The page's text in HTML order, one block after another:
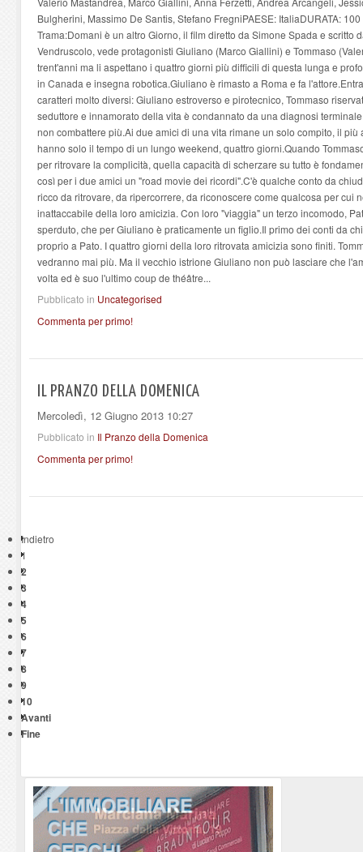
Bulgherini, Massimo De Santis, Stefano FregniPAESE: ItaliaDURATA:
Trama:Domani è un altro Giorno, il film diretto da Simone Spada e scritto
Vendruscolo, vede protagonisti Giuliano (Marco Giallini) e Tommaso
trent'anni ma li aspettano i quattro giorni più difficili di questa lunga e
in Canada e insegna robotica.Giuliano è rimasto a Roma e fa
caratteri molto diversi: Giuliano estroverso e pirotecnico, Tommaso
seduttore e innamorato della vita è condannato da una diagnosi
non combattere più.Ai due amici di una vita rimane un solo compito, il
hanno solo il tempo di un lungo weekend, quattro giorni.Quando
per ritrovare la complicità, quella capacità di scherzare su tutto è
così per i due amici un "road movie dei ricordi".C'è qualche conto da
ricco da ritrovare, da ripercorrere, da riconoscere come qualcosa per cui
inattaccabile della loro amicizia. Con loro "viaggia" un terzo incomodo,
sperduto, che per Giuliano è praticamente un figlio.Il primo dei conti da
proprio a Pato. I quattro giorni della loro ritrovata amicizia sono finiti.
vedranno mai più. Ma il vecchio istrione Giuliano non può lasciare che
volta ed è suo l'ultimo coup de théâtre...
Pubblicato in Uncategorised
Commenta per primo!
IL PRANZO DELLA DOMENICA
Mercoledì, 12 Giugno 2013 10:27
Pubblicato in Il Pranzo della Domenica
Commenta per primo!
Indietro
1
2
3
4
5
6
7
8
9
10
Avanti
Fine